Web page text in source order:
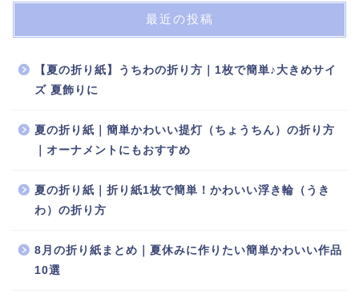
最近の投稿
【夏の折り紙】うちわの折り方｜1枚で簡単♪大きめサイ
ズ 夏飾りに
夏の折り紙｜簡単かわいい提灯（ちょうちん）の折り方
｜オーナメントにもおすすめ
夏の折り紙｜折り紙1枚で簡単！かわいい浮き輪（うき
わ）の折り方
8月の折り紙まとめ｜夏休みに作りたい簡単かわいい作品
10選